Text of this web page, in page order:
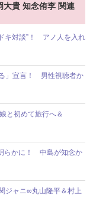
貴 知念侑李 関連
キ対談”！ アノ人を入れ
」宣言！ 男性視聴者か
と初めて旅行へ＆
らかに！ 中島が知念か
ジャニ∞丸山隆平＆村上